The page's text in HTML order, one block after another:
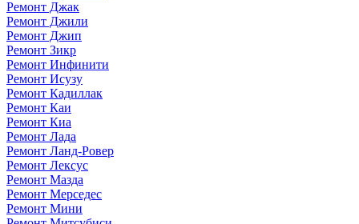
Ремонт Джак
Ремонт Джили
Ремонт Джип
Ремонт Зикр
Ремонт Инфинити
Ремонт Исузу
Ремонт Кадиллак
Ремонт Каи
Ремонт Киа
Ремонт Лада
Ремонт Ланд-Ровер
Ремонт Лексус
Ремонт Мазда
Ремонт Мерседес
Ремонт Мини